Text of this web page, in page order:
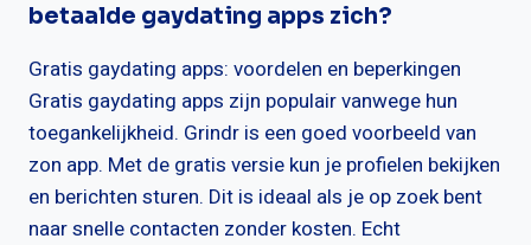
betaalde gaydating apps zich?
Gratis gaydating apps: voordelen en beperkingen
Gratis gaydating apps zijn populair vanwege hun
toegankelijkheid. Grindr is een goed voorbeeld van
zon app. Met de gratis versie kun je profielen bekijken
en berichten sturen. Dit is ideaal als je op zoek bent
naar snelle contacten zonder kosten. Echt